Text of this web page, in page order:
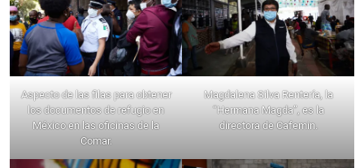
Aspecto de las filas para obtener
los documentos de refugio en
México en las oficinas de la
Comar.
Magdalena Silva Rentería, la
“Hermana Magda”, es la
directora de Cafemin.